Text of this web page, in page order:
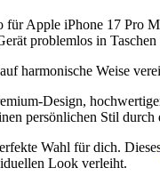
Apple iPhone 17 Pro
problemlos in
harmonische Weise
Design,
persönlichen Stil
Wahl für dich.
Look verleiht.